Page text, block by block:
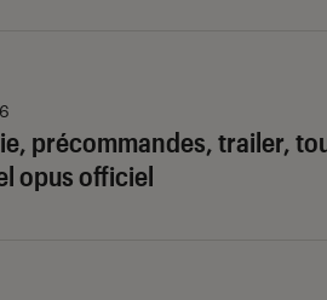
précommandes, trailer,
opus officiel